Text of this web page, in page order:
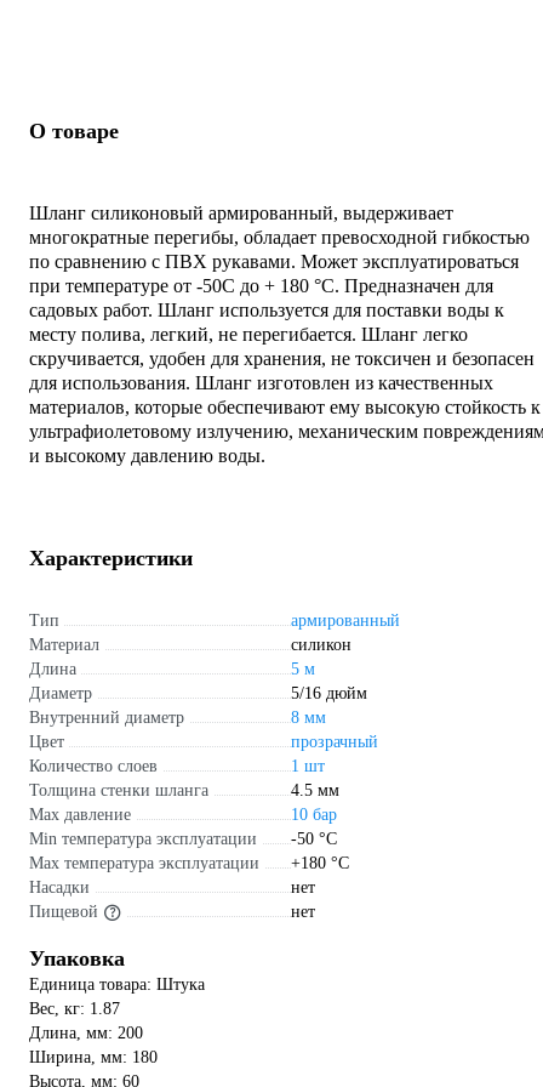
О товаре
Шланг силиконовый армированный, выдерживает
многократные перегибы, обладает превосходной гибкостью
по сравнению с ПВХ рукавами. Может эксплуатироваться
при температуре от -50С до + 180 °С. Предназначен для
садовых работ. Шланг используется для поставки воды к
месту полива, легкий, не перегибается. Шланг легко
скручивается, удобен для хранения, не токсичен и безопасен
для использования. Шланг изготовлен из качественных
материалов, которые обеспечивают ему высокую стойкость к
ультрафиолетовому излучению, механическим
и высокому давлению воды.
Характеристики
Тип
армированный
Материал
силикон
Длина
5 м
Диаметр
5/16 дюйм
Внутренний диаметр
8 мм
Цвет
прозрачный
Количество слоев
1 шт
Толщина стенки шланга
4.5 мм
Max давление
10 бар
Min температура эксплуатации
-50 °С
Мах температура эксплуатации
+180 °С
Насадки
нет
Пищевой
нет
Упаковка
Единица товара: Штука
Вес, кг: 1.87
Длина, мм: 200
Ширина, мм: 180
Высота, мм: 60